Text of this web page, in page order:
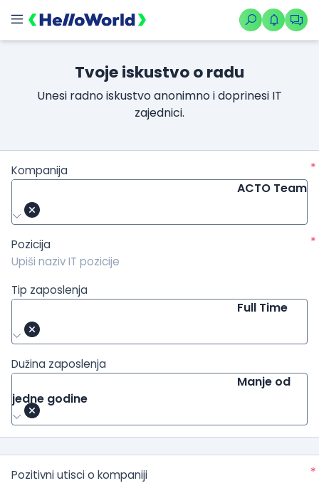
Tvoje iskustvo o radu
Unesi radno iskustvo anonimno i doprinesi IT
zajednici.
Kompanija
*
ACTO Team
Pozicija *
Tip zaposlenja
Full Time
Dužina zaposlenja
Manje od
jedne godine
Pozitivni utisci o kompaniji *
/kompanije/iskustvo/